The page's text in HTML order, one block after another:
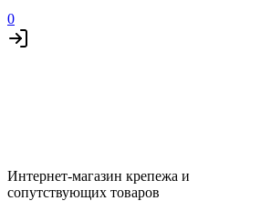
0
Интернет-магазин крепежа и
сопутствующих товаров